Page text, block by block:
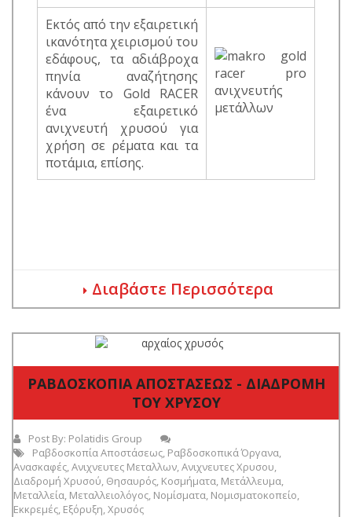
Εκτός από την εξαιρετική
ικανότητα χειρισμού του
εδάφους, τα αδιάβροχα
πηνία αναζήτησης
κάνουν το Gold RACER
ένα εξαιρετικό
ανιχνευτή χρυσού για
χρήση σε ρέματα και τα
ποτάμια, επίσης.
Διαβάστε Περισσότερα
ΡΑΒΔΟΣΚΟΠΙΑ ΑΠΟΣΤΑΣΕΩΣ - ΔΙΑΔΡΟΜΗ
ΤΟΥ ΧΡΥΣΟΥ
Post By: Polatidis Group
Ραβδοσκοπία Αποστάσεως, Ραβδοσκοπικά Όργανα,
Ανασκαφές,Ανιχνευτες Μεταλλων,Ανιχνευτες Χρυσου,
Διαδρομή Χρυσού, Θησαυρός, Κοσμήματα, Μετάλλευμα,
Μεταλλεία, Μεταλλειολόγος, Νομίσματα, Νομισματοκοπείο,
Εκκρεμές, Εξόρυξη,Χρυσός